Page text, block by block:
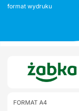
format wydruku
FORMAT A4